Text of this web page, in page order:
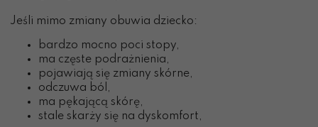
Jeśli mimo zmiany obuwia dziecko:
bardzo mocno poci stopy,
ma częste podrażnienia,
pojawiają się zmiany skórne,
odczuwa ból,
ma pękającą skórę,
stale skarży się na dyskomfort,